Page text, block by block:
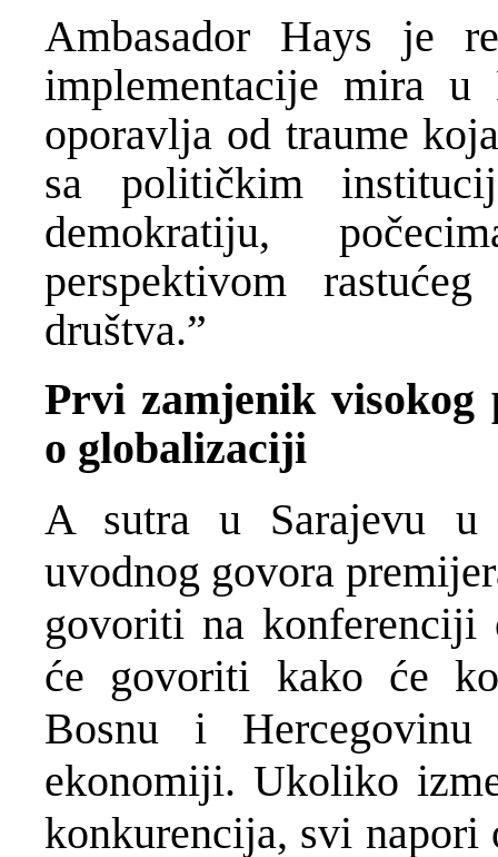
Ambasador Hays je
implementacije mira
oporavlja od traume
sa političkim
demokratiju,
perspektivom
društva.”
Prvi zamjenik visokog
o globalizaciji
A sutra u Sarajevu u
uvodnog govora
govoriti na
će govoriti kako će
Bosnu i
ekonomiji. Ukoliko
konkurencija, svi napori